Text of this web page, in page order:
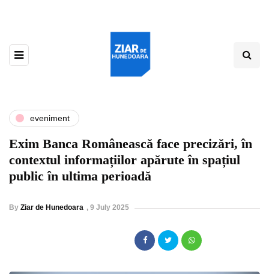
eveniment
Exim Banca Românească face precizări, în
contextul informațiilor apărute în spațiul
public în ultima perioadă
By Ziar de Hunedoara , 9 July 2025